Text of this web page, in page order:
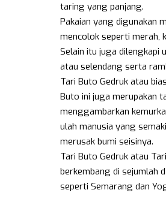
taring yang panjang.
Pakaian yang digunakan
mencolok seperti merah,
Selain itu juga dilengkapi
atau selendang serta
Tari Buto Gedruk atau
Buto ini juga merupakan
menggambarkan
ulah manusia yang
merusak bumi seisinya.
Tari Buto Gedruk atau
berkembang di sejumlah
seperti Semarang dan